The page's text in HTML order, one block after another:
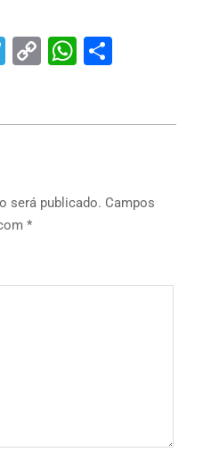
Telegram
Copy
será publicado. Campos
*